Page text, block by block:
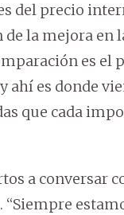
del precio
la mejora en
es
ahí es donde
que cada
a conversar